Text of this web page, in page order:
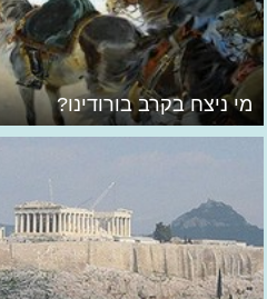
מי ניצח בקרב בורודינו?